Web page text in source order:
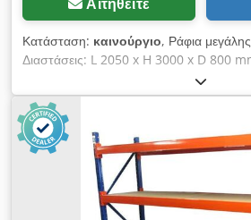
Κατάσταση: καινούργιο, Ράφια
Διαστάσεις: L 2050 x H 3000 x D 800
Συμπεριλαμβανομένων 4 ραφιών
ομοιόμορφα κατανεμημένο φορτίο #-
#-#-#-#-#-# Dedecfbyhjpfx Anxokr
αποτελούνται από: 2x ορθοστάτες
συναρμολογημένα,
διαγώνιων στηριγμάτων, πλαστικές
ράβδοι 1950 mm, με πείρους
1930x745mm, Πάχος: 22 mm